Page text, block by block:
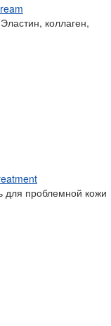
коллаген,
для проблемной кожи